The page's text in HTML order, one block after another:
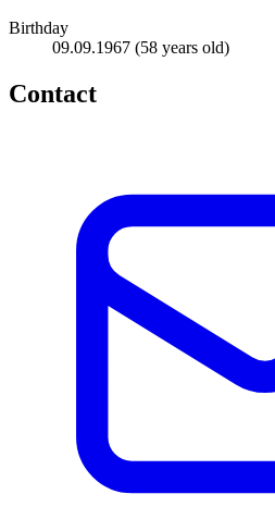
Birthday
09.09.1967 (58 years old)
Contact